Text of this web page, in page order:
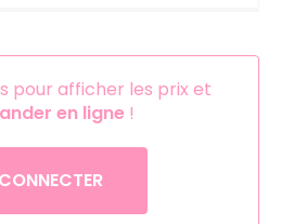
pour afficher les prix et
en ligne !